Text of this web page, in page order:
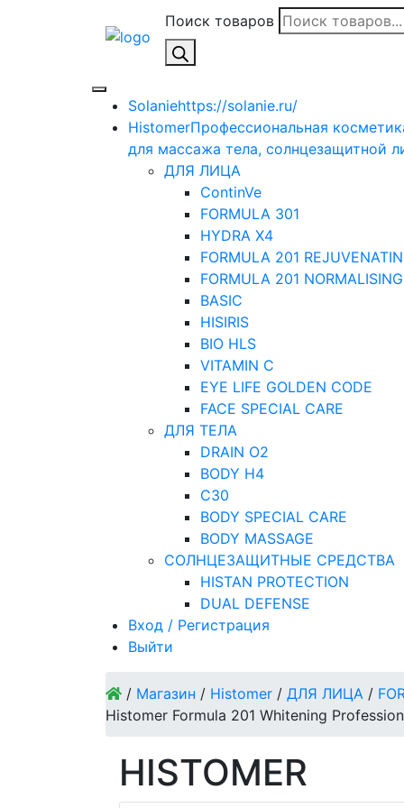
Поиск товаров
Solaniehttps://solanie.ru/
HistomerПрофессиональная
для массажа тела, солнцезащитной
ДЛЯ ЛИЦА
ContinVe
FORMULA 301
HYDRA X4
FORMULA 201
FORMULA 201
BASIC
HISIRIS
BIO HLS
VITAMIN C
EYE LIFE GOLDEN CODE
FACE SPECIAL CARE
ДЛЯ ТЕЛА
DRAIN O2
BODY H4
C30
BODY SPECIAL CARE
BODY MASSAGE
СОЛНЦЕЗАЩИТНЫЕ СРЕДСТВА
HISTAN PROTECTION
DUAL DEFENSE
Вход / Регистрация
Выйти
/ Магазин / Histomer / ДЛЯ ЛИЦА /
Histomer Formula 201 Whitening
HISTOMER